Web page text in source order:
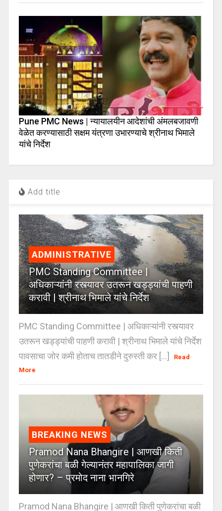
Pune PMC News | न्यायालयीन आदेशांची अंमलबजावणी
वेळेत करण्यासाठी सक्षम यंत्रणा उभारण्याचे श्रीनाथ भिमाले
यांचे निर्देश
Add title
ADMINISTRATIVE
PMC Standing Committee |
अधिकाऱ्यांनी रस्त्यावर उतरून खड्ड्यांची पाहणी
करावी | श्रीनाथ भिमाले यांचे निर्देश
PMC Standing Committee | अधिकाऱ्यांनी रस्त्यावर
उतरून खड्ड्यांची पाहणी करावी | श्रीनाथ भिमाले यांचे निर्देश
पावसाचा जोर कमी होताच तातडीने दुरुस्ती कर [...]
Read
More
BREAKING NEWS
Pramod Nana Bhangire | आणखी किती
पुणेकरांचा बळी गेल्यानंतर महापालिका जागी
होणार? – प्रमोद नाना भानगिरे
Pramod Nana Bhangire | आणखी किती पुणेकरांचा बळी